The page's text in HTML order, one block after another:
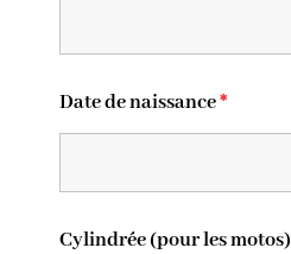
Date de naissance*
Cylindrée (pour les motos)